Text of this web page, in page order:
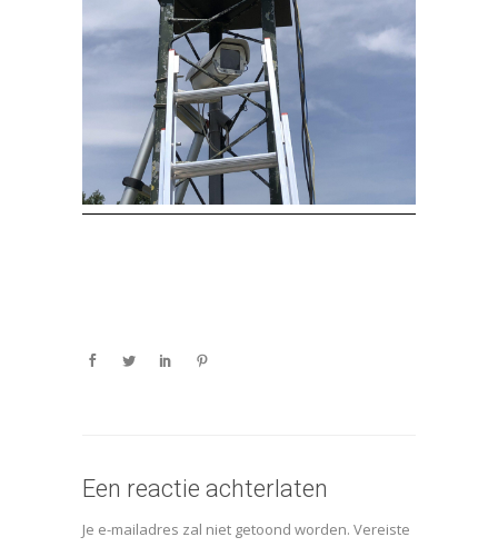
Een reactie achterlaten
Je e-mailadres zal niet getoond worden. Vereiste